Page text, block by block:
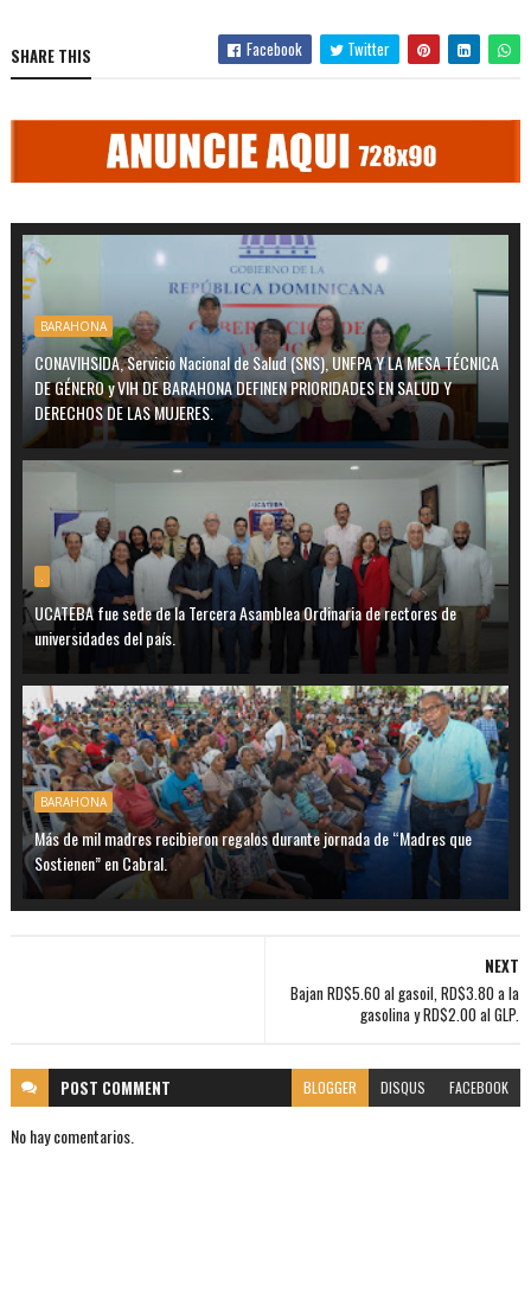
SHARE THIS Facebook Twitter
BARAHONA
CONAVIHSIDA, Servicio Nacional de Salud (SNS), UNFPA Y LA MESA TÉCNICA
DE GÉNERO y VIH DE BARAHONA DEFINEN PRIORIDADES EN SALUD Y
DERECHOS DE LAS MUJERES.
.
UCATEBA fue sede de la Tercera Asamblea Ordinaria de rectores de
universidades del país.
BARAHONA
Más de mil madres recibieron regalos durante jornada de “Madres que
Sostienen” en Cabral.
NEXT
Bajan RD$5.60 al gasoil, RD$3.80 a la
gasolina y RD$2.00 al GLP.
POST COMMENT BLOGGER DISQUS FACEBOOK
No hay comentarios.